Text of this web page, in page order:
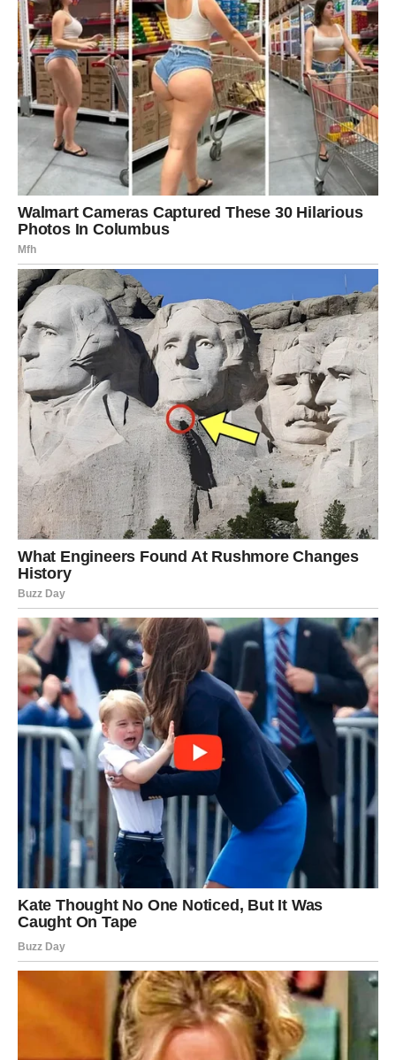
“najtvrdoglavija beba ikada” i “živ dokaz da život
uvijek pronađe način”. Njegovo rođenje postalo je tema
razgovora među ljekarima, stručnjacima i običnim
ljudima jer je podsjetilo na to da čak i kada mislimo da
sve imamo pod kontrolom, priroda zna da nas iznenadi.
Ono što dodatno čini ovu priču izuzetnom jeste i psihološki
aspekt. Za Lucy, koja se već bila pomirila s određenim
životnim putem, dolazak Dextera bio je neočekivan blagoslov,
a istovremeno i podsjetnik na snagu majčinstva i unutarnju
otpornost. Umjesto da bude uznemirena situacijom, ona je
pokazala izuzetnu hrabrost i spremnost da prigrli novo
poglavlje s ljubavlju i dostojanstvom.
Ljekari koji su vodili njenu trudnoću ističu kako su ovakvi
slučajevi rijetkost, ali da se ipak događaju. Postoji niz
faktora koji mogu utjecati na učinkovitost kontracepcije – od
nepravilnog uzimanja, preko individualnih hormonskih
reakcija, do, kako se pokazalo, i nesvakidašnjih bioloških
okolnosti.
Priče poput ove podsjećaju nas da trudnoća, porod i život
uopšte ne podliježu uvijek pravilima, statistikama i logici.
Neke stvari se jednostavno dogode mimo plana, ali upravo
u toj spontanosti i nepredvidivosti često leži njihova
najdublja ljepota. Dexterovo rođenje nije samo medicinska
zanimljivost – ono je simbol nade, čuda i unutarnje snage.
Lucy je svojom iskrenošću i spremnošću da podijeli ovo
iskustvo inspirisala mnoge žene. Pokazala je da, čak i
kada život donese nešto što nismo očekivali, to može
postati izvor najveće sreće. I dok su fotografije malog
Dextera obišle svijet, njihova priča ostaje u srcima onih koji
vjeruju da su najposebniji trenuci upravo oni koji dolaze bez
najave.
Oglasi